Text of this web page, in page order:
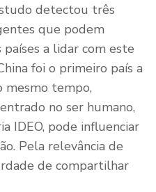
detectou três
que podem
a lidar com este
foi o primeiro país a
mesmo tempo,
no ser humano,
IDEO, pode influenciar
Pela relevância de
de compartilhar